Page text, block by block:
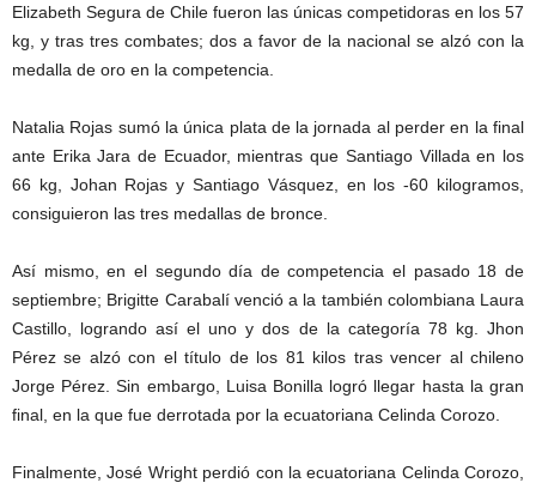
Elizabeth Segura de Chile fueron las únicas competidoras en los 57
kg, y tras tres combates; dos a favor de la nacional se alzó con la
medalla de oro en la competencia.
Natalia Rojas sumó la única plata de la jornada al perder en la final
ante Erika Jara de Ecuador, mientras que Santiago Villada en los
66 kg, Johan Rojas y Santiago Vásquez, en los -60 kilogramos,
consiguieron las tres medallas de bronce.
Así mismo, en el segundo día de competencia el pasado 18 de
septiembre; Brigitte Carabalí venció a la también colombiana Laura
Castillo, logrando así el uno y dos de la categoría 78 kg. Jhon
Pérez se alzó con el título de los 81 kilos tras vencer al chileno
Jorge Pérez. Sin embargo, Luisa Bonilla logró llegar hasta la gran
final, en la que fue derrotada por la ecuatoriana Celinda Corozo.
Finalmente, José Wright perdió con la ecuatoriana Celinda Corozo,